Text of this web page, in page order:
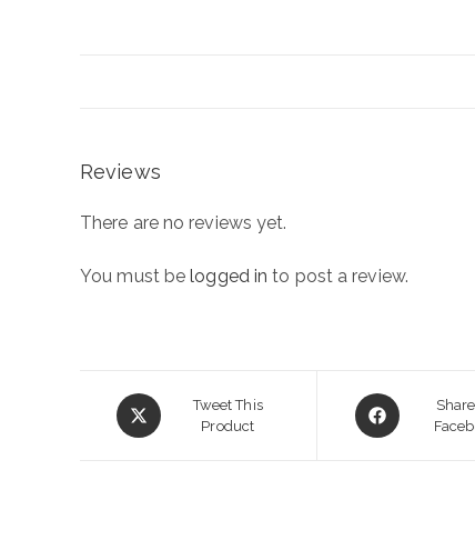
Reviews
There are no reviews yet.
You must belogged in to post a review.
Opens
in
Tweet This
Product
Opens
in